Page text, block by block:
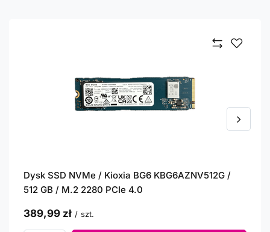
Dysk SSD NVMe / Kioxia BG6 KBG6AZNV512G /
512 GB / M.2 2280 PCIe 4.0
389,99 zł / szt.